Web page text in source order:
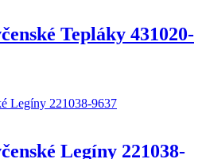
Tepláky 431020-
Legíny 221038-